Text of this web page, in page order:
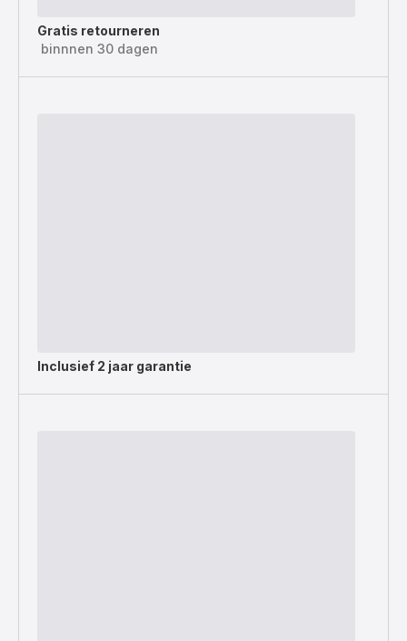
Gratis retourneren
binnnen 30 dagen
Inclusief 2 jaar garantie